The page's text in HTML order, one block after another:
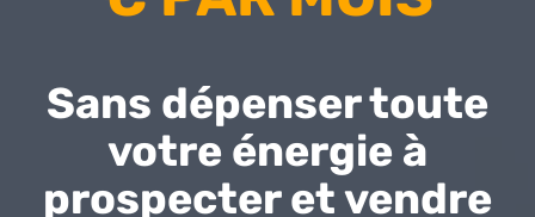
Sans dépenser toute
votre énergie à
prospecter et vendre